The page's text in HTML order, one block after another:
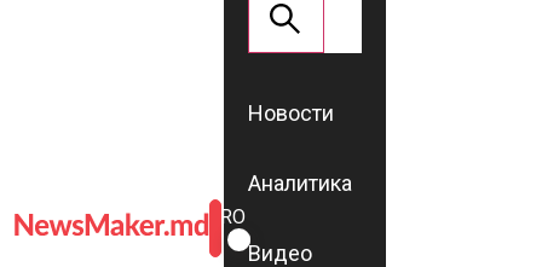
ROMÂNĂ
RU
Новости
Аналитика
Видео